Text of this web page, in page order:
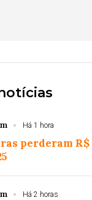
Há 1 hora
perderam R$
Há 2 horas